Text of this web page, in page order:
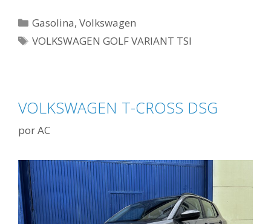
Gasolina,Volkswagen
VOLKSWAGEN GOLF VARIANT TSI
VOLKSWAGEN T-CROSS DSG
porAC